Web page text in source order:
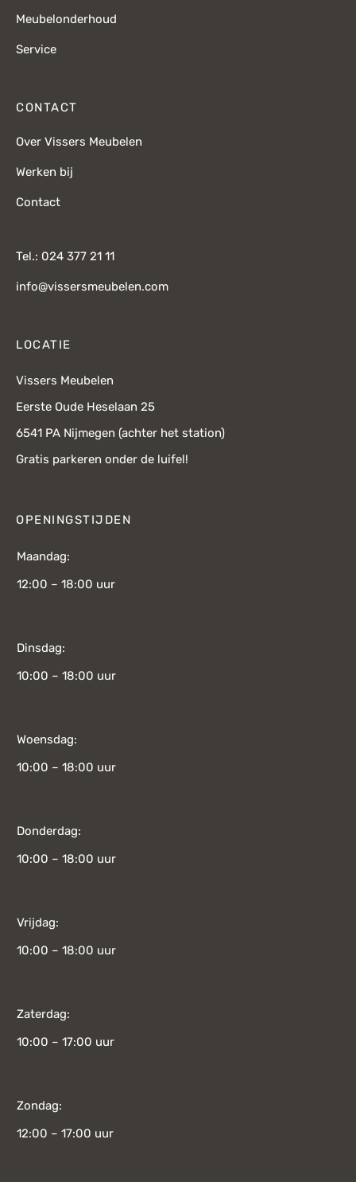
Meubelonderhoud
Service
CONTACT
Over Vissers Meubelen
Werken bij
Contact
Tel.: 024 377 21 11
info@vissersmeubelen.com
LOCATIE
Vissers Meubelen
Eerste Oude Heselaan 25
6541 PA Nijmegen (achter het station)
Gratis parkeren onder de luifel!
OPENINGSTIJDEN
Maandag:
12:00 – 18:00 uur
Dinsdag:
10:00 – 18:00 uur
Woensdag:
10:00 – 18:00 uur
Donderdag:
10:00 – 18:00 uur
Vrijdag:
10:00 – 18:00 uur
Zaterdag:
10:00 – 17:00 uur
Zondag:
12:00 – 17:00 uur